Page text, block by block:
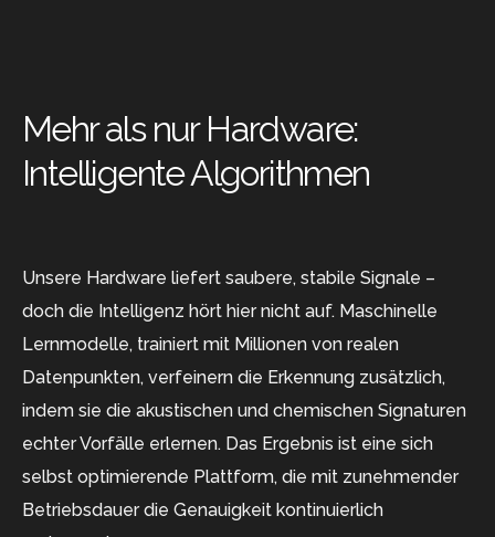
Mehr als nur Hardware:
Intelligente Algorithmen
Unsere Hardware liefert saubere, stabile Signale –
doch die Intelligenz hört hier nicht auf. Maschinelle
Lernmodelle, trainiert mit Millionen von realen
Datenpunkten, verfeinern die Erkennung zusätzlich,
indem sie die akustischen und chemischen Signaturen
echter Vorfälle erlernen. Das Ergebnis ist eine sich
selbst optimierende Plattform, die mit zunehmender
Betriebsdauer die Genauigkeit kontinuierlich